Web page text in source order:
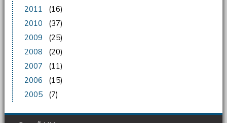
2011
(16)
2010
(37)
2009
(25)
2008
(20)
2007
(11)
2006
(15)
2005
(7)